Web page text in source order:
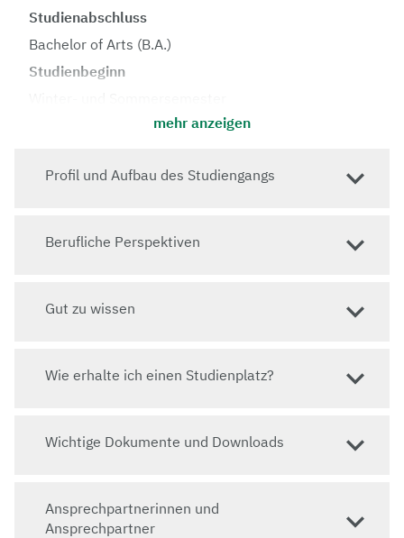
Studienabschluss
Bachelor of Arts (B.A.)
Studienbeginn
Vorlesungssprache
Zulassung
Hochschulzugang: allgemeine bzw.
Sprachkenntnisse: Gründliche Kenntnisse der
Springe zu: Wie erhalte ich einen Studienplatz?
zur Studiengangswebsite
mehr anzeigen
Profil und Aufbau des Studiengangs
Berufliche Perspektiven
Gut zu wissen
Wie erhalte ich einen Studienplatz?
Wichtige Dokumente und Downloads
Ansprechpartnerinnen und
Ansprechpartner